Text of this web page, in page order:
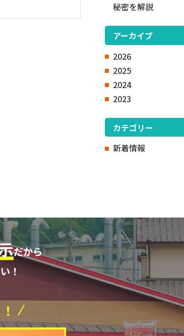
秘密を解説
アーカイブ
2026
2025
2024
2023
カテゴリー
新着情報
だから
！